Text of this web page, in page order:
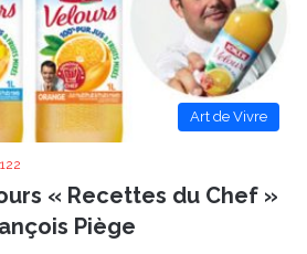
Art de Vivre
« Recettes du Chef »
Piège